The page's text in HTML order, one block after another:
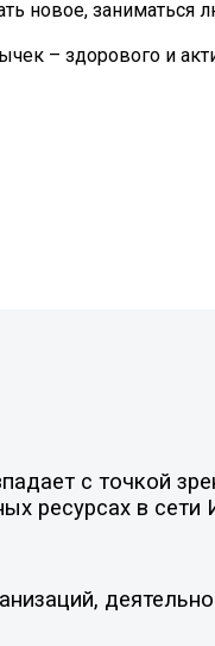
новое,
– здорового и
с точкой
ресурсах в сети